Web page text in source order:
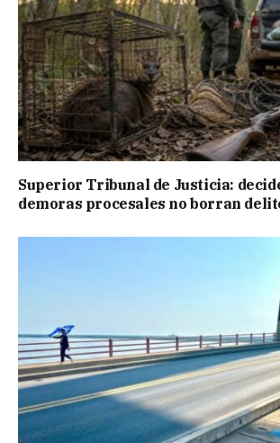
Superior Tribunal de Justicia:
demoras procesales no borran